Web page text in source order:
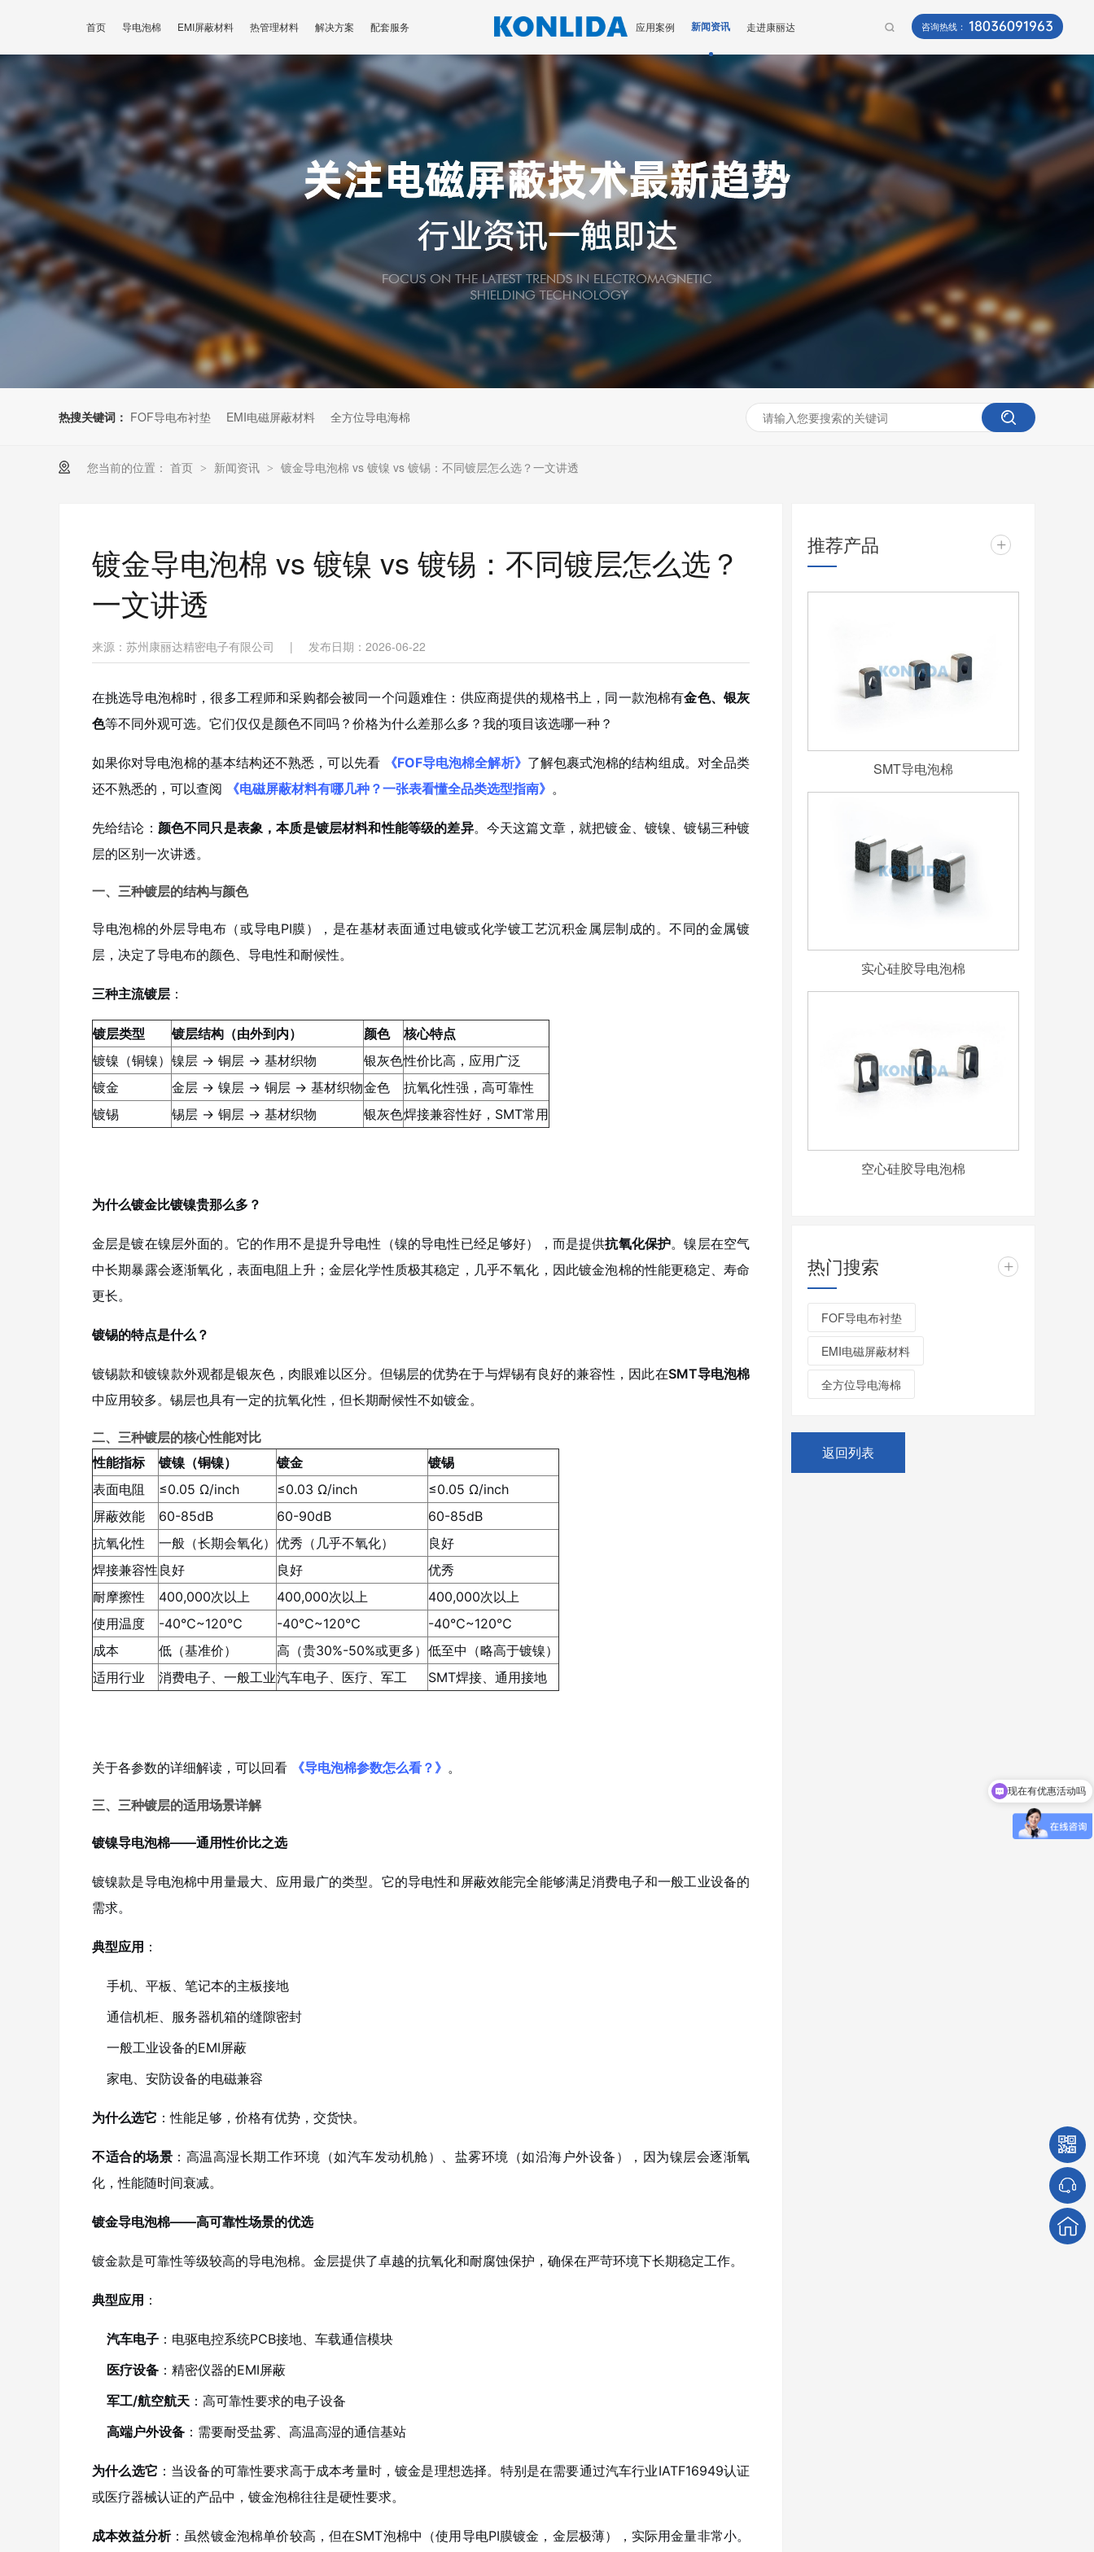
首页 导电泡棉 EMI屏蔽材料 热管理材料 解决方案 配套服务 应用案例 新闻资讯 走进康丽达 咨询热线：18036091963
热搜关键词： FOF导电布衬垫 EMI电磁屏蔽材料 全方位导电海棉
您当前的位置： 首页 > 新闻资讯 > 镀金导电泡棉 vs 镀镍 vs 镀锡：不同镀层怎么选？一文讲透
镀金导电泡棉 vs 镀镍 vs 镀锡：不同镀层怎么选？
一文讲透
来源：苏州康丽达精密电子有限公司 | 发布日期：2026-06-22
在挑选导电泡棉时，很多工程师和采购都会被同一个问题难住：供应商提供的规格书上，同一款泡棉有金色、银灰
色等不同外观可选。它们仅仅是颜色不同吗？价格为什么差那么多？我的项目该选哪一种？
如果你对导电泡棉的基本结构还不熟悉，可以先看 《FOF导电泡棉全解析》 了解包裹式泡棉的结构组成。对全品类
还不熟悉的，可以查阅
《电磁屏蔽材料有哪几种？一张表看懂全品类选型指南》 。
先给结论： 颜色不同只是表象，本质是镀层材料和性能等级的差异。今天这篇文章，就把镀金、镀镍、镀锡三种镀
层的区别一次讲透。
一、三种镀层的结构与颜色
导电泡棉的外层导电布（或导电PI膜），是在基材表面通过电镀或化学镀工艺沉积金属层制成的。不同的金属镀
层，决定了导电布的颜色、导电性和耐候性。
三种主流镀层 ：
镀层类型 镀层结构（由外到内） 颜色
核心特点
镀镍（铜镍） 镍层 → 铜层 → 基材织物 银灰色性价比高，应用广泛
镀金
金层 → 镍层 → 铜层 → 基材织物金色
抗氧化性强，高可靠性
镀锡
锡层 → 铜层 → 基材织物 银灰色焊接兼容性好，SMT常用
为什么镀金比镀镍贵那么多？
金层是镀在镍层外面的。它的作用不是提升导电性（镍的导电性已经足够好），而是提供抗氧化保护。镍层在空气
中长期暴露会逐渐氧化，表面电阻上升；金层化学性质极其稳定，几乎不氧化，因此镀金泡棉的性能更稳定、寿命
更长。
镀锡的特点是什么？
镀锡款和镀镍款外观都是银灰色，肉眼难以区分。但锡层的优势在于与焊锡有良好的兼容性，因此在SMT导电泡棉
中应用较多。锡层也具有一定的抗氧化性，但长期耐候性不如镀金。
二、三种镀层的核心性能对比
性能指标
镀镍（铜镍） 镀金
镀锡
表面电阻
≤0.05 Ω/inch ≤0.03 Ω/inch
≤0.05 Ω/inch
屏蔽效能
60-85dB 60-90dB
60-85dB
抗氧化性
一般（长期会氧化） 优秀（几乎不氧化）
良好
焊接兼容性 良好 良好
优秀
耐摩擦性
400,000次以上 400,000次以上
400,000次以上
使用温度
-40℃~120℃ -40℃~120℃
-40℃~120℃
成本
低（基准价） 高（贵30%-50%或更多） 低至中（略高于镀镍）
适用行业
消费电子、一般工业汽车电子、医疗、军工 SMT焊接、通用接地
关于各参数的详细解读，可以回看 《导电泡棉参数怎么看？》 。
三、三种镀层的适用场景详解
镀镍导电泡棉——通用性价比之选
镀镍款是导电泡棉中用量最大、应用最广的类型。它的导电性和屏蔽效能完全能够满足消费电子和一般工业设备的
需求。
典型应用 ：
手机、平板、笔记本的主板接地
通信机柜、服务器机箱的缝隙密封
一般工业设备的EMI屏蔽
家电、安防设备的电磁兼容
为什么选它 ：性能足够，价格有优势，交货快。
不适合的场景 ：高温高湿长期工作环境（如汽车发动机舱）、盐雾环境（如沿海户外设备），因为镍层会逐渐氧
化，性能随时间衰减。
镀金导电泡棉——高可靠性场景的优选
镀金款是可靠性等级较高的导电泡棉。金层提供了卓越的抗氧化和耐腐蚀保护，确保在严苛环境下长期稳定工作。
典型应用 ：
汽车电子 ：电驱电控系统PCB接地、车载通信模块
医疗设备 ：精密仪器的EMI屏蔽
军工/航空航天 ：高可靠性要求的电子设备
高端户外设备 ：需要耐受盐雾、高温高湿的通信基站
为什么选它 ：当设备的可靠性要求高于成本考量时，镀金是理想选择。特别是在需要通过汽车行业IATF16949认证
或医疗器械认证的产品中，镀金泡棉往往是硬性要求。
成本效益分析：虽然镀金泡棉单价较高，但在SMT泡棉中（使用导电PI膜镀金，金层极薄），实际用金量非常小。
推荐产品 +
SMT导电泡棉
实心硅胶导电泡棉
空心硅胶导电泡棉
热门搜索 +
FOF导电布衬垫
EMI电磁屏蔽材料
全方位导电海棉
返回列表
现在有优惠活动吗